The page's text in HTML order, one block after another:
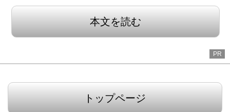
本文を読む
PR
トップページ